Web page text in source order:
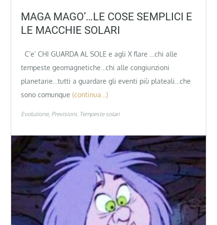
MAGA MAGO’…LE COSE SEMPLICI E
LE MACCHIE SOLARI
C’e’ CHI GUARDA AL SOLE e agli X flare …chi alle
tempeste geomagnetiche…chi alle congiunzioni
planetarie…tutti a guardare gli eventi più plateali…che
sono comunque (continua…)
Evoluzione Previsioni Tempeste solari